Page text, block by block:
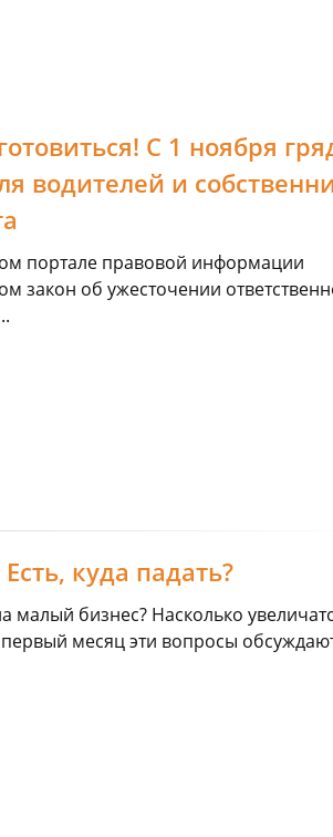
С 1 ноября
водителей и
портале правовой информации
закон об ужесточении
куда падать?
малый бизнес? Насколько
месяц эти вопросы